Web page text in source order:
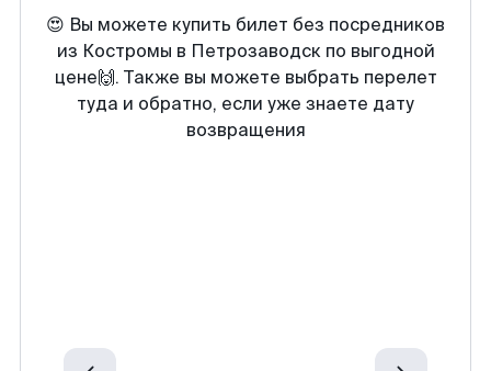
😍 Вы можете купить билет без посредников
из Костромы в Петрозаводск по выгодной
цене🙌. Также вы можете выбрать перелет
туда и обратно, если уже знаете дату
возвращения